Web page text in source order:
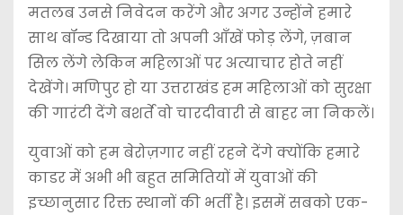
मतलब उनसे निवेदन करेंगे और अगर उन्होंने हमारे
साथ बॉन्ड दिखाया तो अपनी आँखें फोड़ लेंगे, ज़बान
सिल लेंगे लेकिन महिलाओं पर अत्याचार होते नहीं
देखेंगे। मणिपुर हो या उत्तराखंड हम महिलाओं को सुरक्षा
की गारंटी देंगे बशर्ते वो चारदीवारी से बाहर ना निकलें।
युवाओं को हम बेरोज़गार नहीं रहने देंगे क्योंकि हमारे
काडर में अभी भी बहुत समितियों में युवाओं की
इच्छानुसार रिक्त स्थानों की भर्ती है। इसमें सबको एक-